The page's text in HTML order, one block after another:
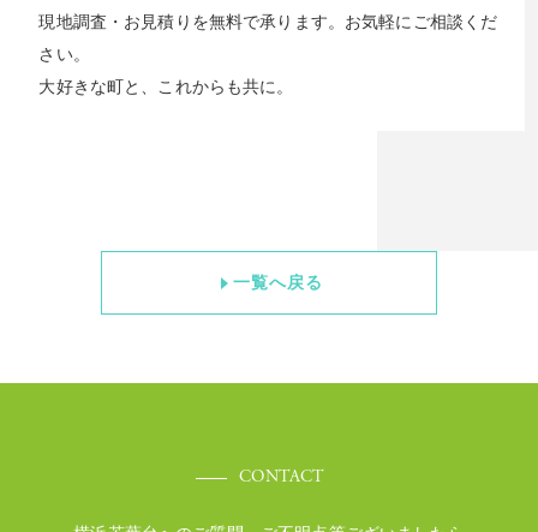
現地調査・お見積りを無料で承ります。お気軽にご相談くだ
さい。
大好きな町と、これからも共に。
一覧へ戻る
CONTACT